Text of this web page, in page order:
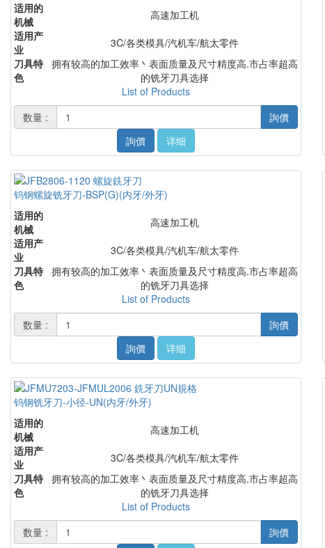
适用的
机械
高速加工机
适用产
业
3C/各类模具/汽机车/航太零件
刀具特
色
拥有较高的加工效率丶表面质量及尺寸精度高.市占率超高
的铣牙刀具选择
List of Products
数量 :
詢價
詢價
详细
钨钢螺旋铣牙刀-BSP(G)(内牙/外牙)
适用的
机械
高速加工机
适用产
业
3C/各类模具/汽机车/航太零件
刀具特
色
拥有较高的加工效率丶表面质量及尺寸精度高.市占率超高
的铣牙刀具选择
List of Products
数量 :
詢價
詢價
详细
钨钢铣牙刀-小径-UN(内牙/外牙)
适用的
机械
高速加工机
适用产
业
3C/各类模具/汽机车/航太零件
刀具特
色
拥有较高的加工效率丶表面质量及尺寸精度高.市占率超高
的铣牙刀具选择
List of Products
数量 :
詢價